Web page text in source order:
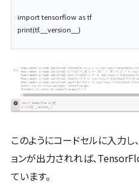
import tensorflow as tf
このようにコードセルに入力し
ョンが出力されれば、
ています。